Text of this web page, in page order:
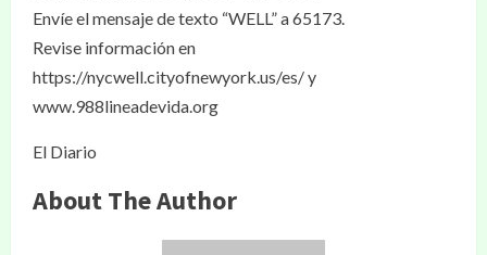
Envíe el mensaje de texto “WELL” a 65173.
Revise información en
https://nycwell.cityofnewyork.us/es/ y
www.988lineadevida.org
El Diario
About The Author